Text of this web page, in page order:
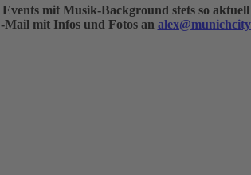
mit Musik-Background stets so
Mail mit Infos und Fotos an